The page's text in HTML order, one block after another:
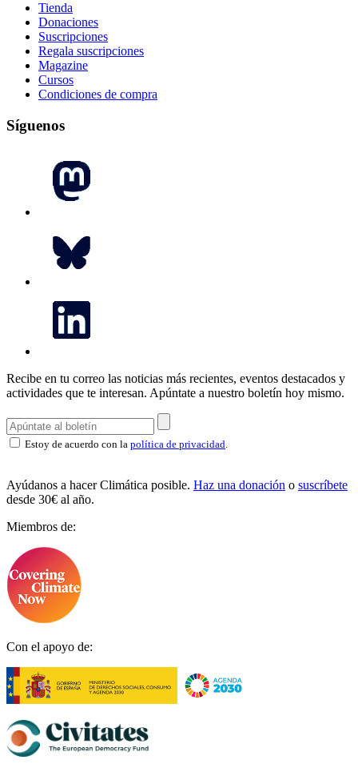
Tienda
Donaciones
Suscripciones
Regala suscripciones
Magazine
Cursos
Condiciones de compra
Síguenos
Recibe en tu correo las noticias más recientes, eventos destacados y
actividades que te interesan. Apúntate a nuestro boletín hoy mismo.
Estoy de acuerdo con la política de privacidad
Ayúdanos a hacer Climática posible. Haz una donación o suscríbete
desde 30€ al año.
Miembros de:
Con el apoyo de: